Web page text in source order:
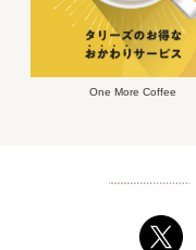
One More Coffee